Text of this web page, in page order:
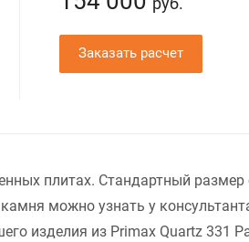
Заказать расчет
плитах. Стандартный
можно узнать у
изделия из Primax Quartz 331